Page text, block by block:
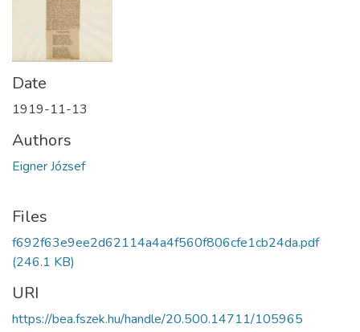
Date
1919-11-13
Authors
Eigner József
Files
f692f63e9ee2d62114a4a4f560f806cfe1cb24da.pdf
(246.1 KB)
URI
https://bea.fszek.hu/handle/20.500.14711/105965